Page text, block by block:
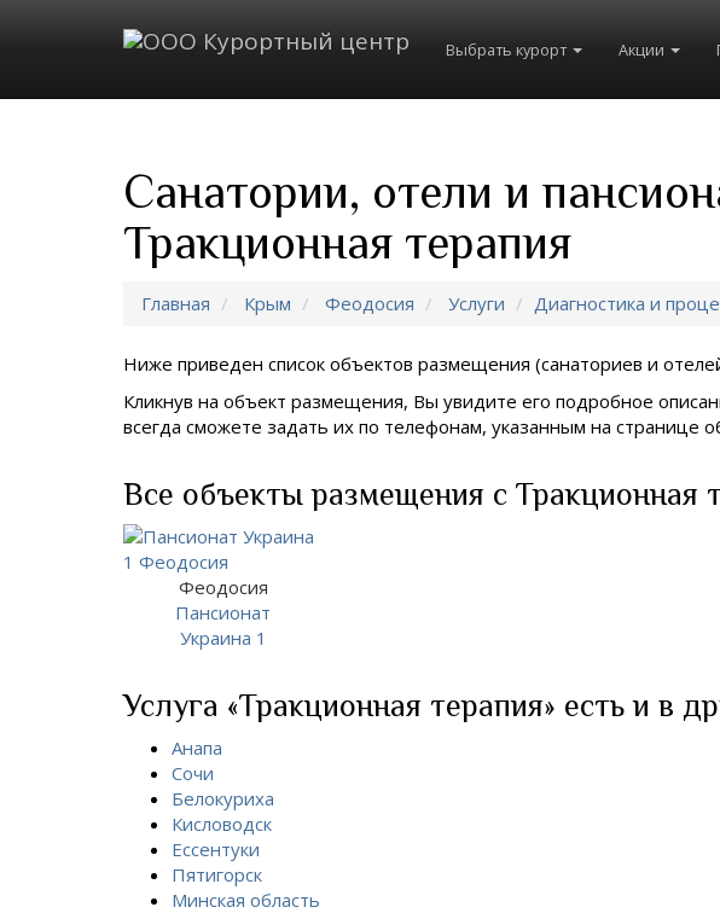
Выбрать курорт Акции
Санатории, отели и
Тракционная терапия
Главная Крым Феодосия Услуги Диагностика и
Ниже приведен список объектов размещения (санаториев и
Кликнув на объект размещения, Вы увидите его подробное
всегда сможете задать их по телефонам, указанным на странице
Все объекты размещения с Тракционная
Феодосия
Пансионат
Украина 1
Услуга «Тракционная терапия» есть и в
Анапа
Сочи
Белокуриха
Кисловодск
Ессентуки
Пятигорск
Минская область